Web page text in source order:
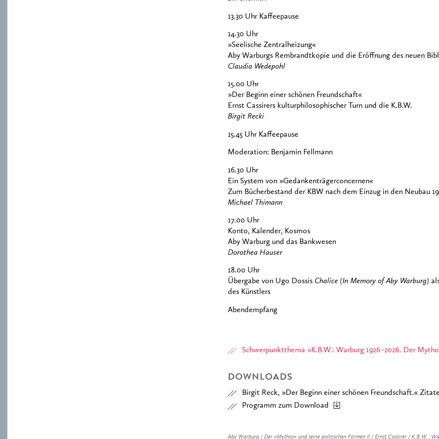
13.30 Uhr Kaffeepause
14.30 Uhr
»Seelische Zentralheizung«
Aby Warburgs Rembrandtkopie und die Eröffnung des neuen
Claudia Wedepohl
15.00 Uhr
»Der Beginn einer schönen Freundschaft«
Ernst Cassirers kulturphilosophischer Turn und die K.B.W.
Birgit Recki
15.45 Uhr Kaffeepause
Moderation: Benjamin Fellmann
16.30 Uhr
Ein System von »Gedankenträgerconcernen«
Zum Bücherbestand der KBW nach dem Einzug in den Neubau
Michael Thimann
17.00 Uhr
Konto, Kalender, Kosmos
Aby Warburg und das Bankwesen
Dorothea Hauser
18.00 Uhr
Übergabe von Ugo Dossis Chalice (In Memory of Aby Warburg)
des Künstlers
Abendempfang
Schwerpunktthema »K.B.W.: Warburg 1926–2026. Der
DOWNLOADS
Birgit Reck, »Der Beginn einer schönen Freundschaft.«
Programm zum Download
Aby Warburg / Der »Mythos« und seine politischen Formen II / Ernst Cassirer / K.B.W.: